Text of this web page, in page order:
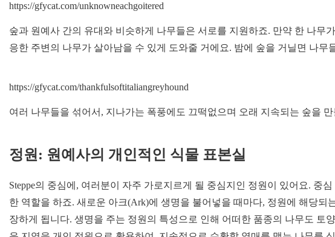
https://gfycat.com/unknowneachgoitered
숲과 원예사 간의 유대와 비슷하게 나무들은 서로를 지원하죠. 만약 한 나무
응한 주변의 나무가 살아남을 수 있게 도와줄 거에요. 밤에 숲을 거닐면 나무
https://gfycat.com/thankfulsoftitaliangreyhound
여러 나무들을 섞어서, 지나가는 폭풍에도 끄떡없으며 오래 지속되는 숲을
정원: 원예사의 개인적인 식물 표본실
Steppe의 중심에, 여러분이 자주 가로지르게 될 중심지인 정원이 있어요. 중심
한 역할을 하죠. 새로운 아크(Ark)에 생명을 불어넣을 때마다, 정원에 해당되
장하게 됩니다. 생명을 주는 정원의 특성으로 인해 어떠한 품종의 나무도 토